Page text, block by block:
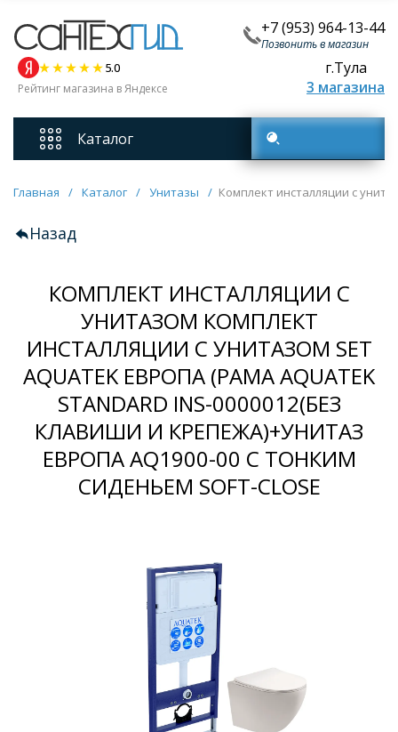
+7 (953) 964-13-44
Позвонить в магазин
5.0
Рейтинг магазина в Яндексе
г.Тула
3 магазина
Каталог
Смесители
Унитазы
Мебель для ванных комнат
Ванны
Кухонные мойки
Раковины
Душевые кабины
Аксессуары для ванных комнат
Душевые поддоны
Главная / Каталог / Унитазы / Комплект инсталляции с
Назад
КОМПЛЕКТ ИНСТАЛЛЯЦИИ С
УНИТАЗОМ КОМПЛЕКТ
ИНСТАЛЛЯЦИИ С УНИТАЗОМ SET
AQUATEK ЕВРОПА (РАМА AQUATEK
STANDARD INS-0000012(БЕЗ
КЛАВИШИ И КРЕПЕЖА)+УНИТАЗ
ЕВРОПА AQ1900-00 С ТОНКИМ
СИДЕНЬЕМ SOFT-CLOSE